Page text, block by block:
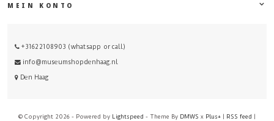
MEIN KONTO
+31622108903 (whatsapp or call)
info@museumshopdenhaag.nl
Den Haag
© Copyright 2026 - Powered by Lightspeed - Theme By DMWS x Plus+ | RSS feed |